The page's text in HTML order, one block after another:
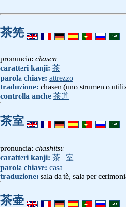
茶筅
pronuncia: chasen
caratteri kanji: 茶
parola chiave: attrezzo
traduzione: chasen (uno strumento
controlla anche 茶道
茶室
pronuncia: chashitsu
caratteri kanji: 茶 , 室
parola chiave: casa
traduzione: sala da tè, sala per
茶壷